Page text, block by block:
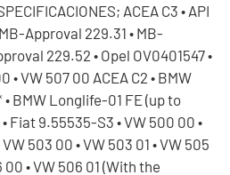
ACEA C3 • API
Approval 229.31 • MB-
229.52 • Opel OV0401547 •
• VW 507 00 ACEA C2 • BMW
BMW Longlife-01 FE (up to
Fiat 9.55535-S3 • VW 500 00 •
503 00 • VW 503 01 • VW 505
00 • VW 506 01 (With the